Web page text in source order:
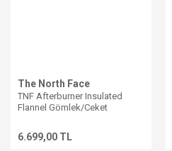
The North Face
TNF Afterburner Insulated
Flannel Gömlek/Ceket
6.699,00 TL